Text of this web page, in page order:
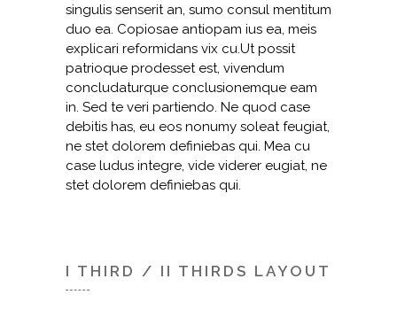
singulis senserit an, sumo consul mentitum
duo ea. Copiosae antiopam ius ea, meis
explicari reformidans vix cu.Ut possit
patrioque prodesset est, vivendum
concludaturque conclusionemque eam
in. Sed te veri partiendo. Ne quod case
debitis has, eu eos nonumy soleat feugiat,
ne stet dolorem definiebas qui. Mea cu
case ludus integre, vide viderer eugiat, ne
stet dolorem definiebas qui.
I THIRD / II THIRDS LAYOUT